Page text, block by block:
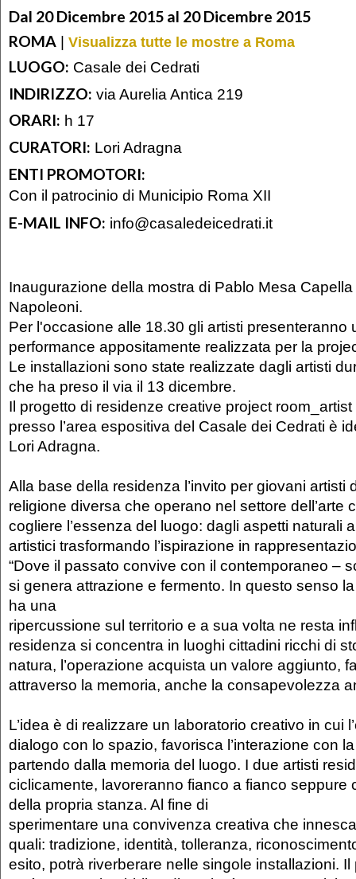
Dal 20 Dicembre 2015 al 20 Dicembre 2015
ROMA | Visualizza tutte le mostre a Roma
LUOGO: Casale dei Cedrati
INDIRIZZO: via Aurelia Antica 219
ORARI: h 17
CURATORI: Lori Adragna
ENTI PROMOTORI:
Con il patrocinio di Municipio Roma XII
E-MAIL INFO: info@casaledeicedrati.it
Inaugurazione della mostra di Pablo Mesa
Napoleoni.
Per l'occasione alle 18.30 gli artisti presenteranno
performance appositamente realizzata per la
Le installazioni sono state realizzate dagli artisti
che ha preso il via il 13 dicembre.
Il progetto di residenze creative project
presso l’area espositiva del Casale dei Cedrati è
Lori Adragna.
Alla base della residenza l’invito per giovani artisti
religione diversa che operano nel settore dell’arte
cogliere l’essenza del luogo: dagli aspetti naturali
artistici trasformando l’ispirazione in
“Dove il passato convive con il contemporaneo –
si genera attrazione e fermento. In questo senso
ha una
ripercussione sul territorio e a sua volta ne resta
residenza si concentra in luoghi cittadini ricchi di
natura, l’operazione acquista un valore aggiunto,
attraverso la memoria, anche la consapevolezza
L’idea è di realizzare un laboratorio creativo in cui
dialogo con lo spazio, favorisca l’interazione con
partendo dalla memoria del luogo. I due artisti
ciclicamente, lavoreranno fianco a fianco seppure
della propria stanza. Al fine di
sperimentare una convivenza creativa che
quali: tradizione, identità, tolleranza,
esito, potrà riverberare nelle singole installazioni.